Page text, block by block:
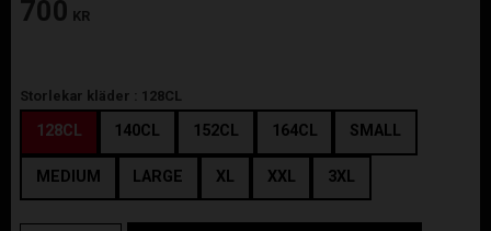
700 KR
Storlekar kläder : 128CL
128CL 140CL 152CL 164CL SMALL
MEDIUM LARGE XL XXL 3XL